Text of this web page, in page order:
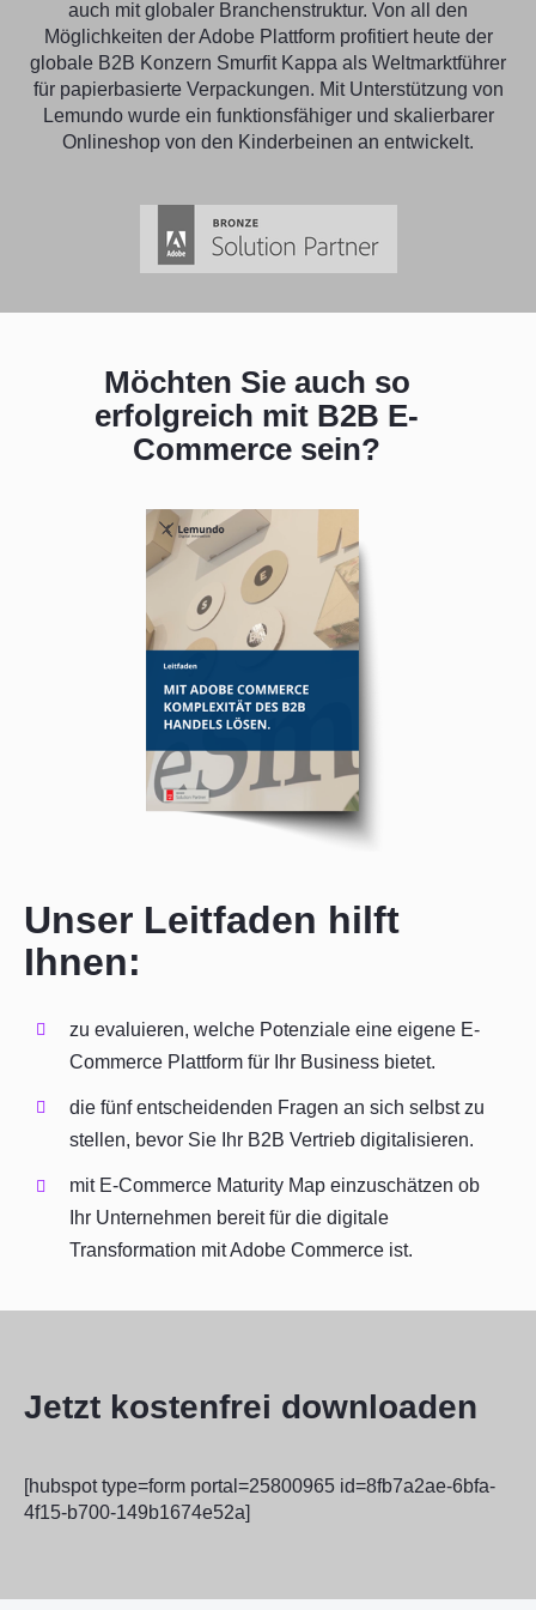
auch mit globaler Branchenstruktur. Von all den
Möglichkeiten der Adobe Plattform profitiert heute der
globale B2B Konzern Smurfit Kappa a ls Weltmarktführer
für papierbasierte Verpackungen. Mit Unterstützung von
Lemundo wurde ein funktionsfähiger und skalierbarer
Onlineshop von den Kinderbeinen an entwickelt.
Möchten Sie auch so
erfolgreich mit B2B E-
Commerce sein?
Unser Leitfaden hilft
Ihnen:
zu evaluieren, welche Potenziale eine eigene E-
Commerce Plattform für Ihr Business bietet.
die fünf entscheidenden Fragen an sich selbst zu
stellen, bevor Sie Ihr B2B Vertrieb digitalisieren.
mit E-Commerce Maturity Map einzuschätzen ob
Ihr Unternehmen bereit für die digitale
Transformation mit Adobe Commerce ist.
Jetzt kostenfrei downloaden
[hubspot type=form portal=25800965 id=8fb7a2ae-6bfa-
4f15-b700-149b1674e52a]